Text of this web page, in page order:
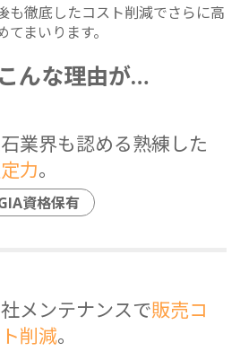
も徹底したコスト削減でさらに高
まいります。
んな理由が…
業界も認める熟練した
力。
資格保有
メンテナンスで販売コ
削減。